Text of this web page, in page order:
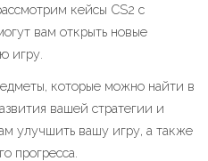
кейсы CS2 с
вам открыть новые
игру.
которые можно найти в
вашей стратегии и
улучшить вашу игру, а также
прогресса.